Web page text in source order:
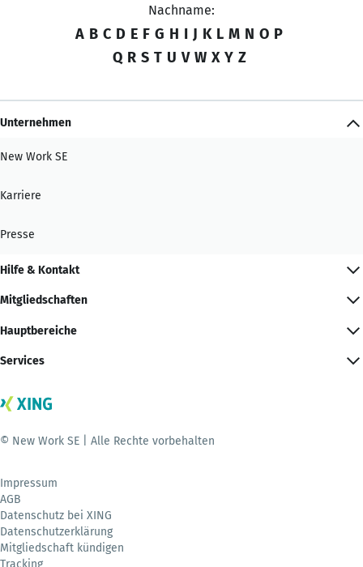
Nachname:
A B C D E F G H I J K L M N O P
Q R S T U V W X Y Z
Unternehmen
New Work SE
Karriere
Presse
Hilfe & Kontakt
Mitgliedschaften
Hauptbereiche
Services
© New Work SE | Alle Rechte vorbehalten
Impressum
AGB
Datenschutz bei XING
Datenschutzerklärung
Mitgliedschaft kündigen
Tracking